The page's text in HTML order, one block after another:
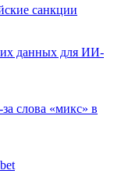
санкции
данных для ИИ-
слова «микс» в